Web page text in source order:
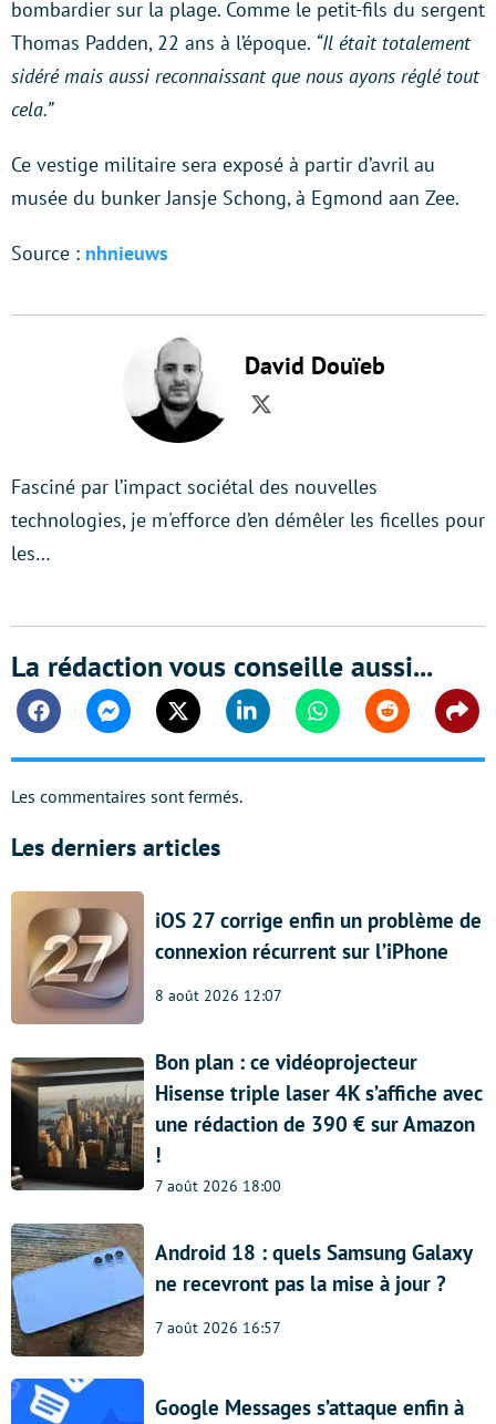
bombardier sur la plage. Comme le petit-fils du sergent
Thomas Padden, 22 ans à l’époque. “Il était totalement
sidéré mais aussi reconnaissant que nous ayons réglé tout
cela.”
Ce vestige militaire sera exposé à partir d’avril au
musée du bunker Jansje Schong, à Egmond aan Zee.
Source : nhnieuws
David Douïeb
Twitter
Fasciné par l’impact sociétal des nouvelles
technologies, je m'efforce d’en démêler les ficelles pour
les…
La rédaction vous conseille aussi...
FacebookMessengerTwitter Linkedin WhatsappReddit
Les commentaires sont fermés.
Les derniers articles
iOS 27 corrige enfin un problème de
connexion récurrent sur l’iPhone
8 août 2026 12:07
Bon plan : ce vidéoprojecteur
Hisense triple laser 4K s’affiche avec
une rédaction de 390 € sur Amazon
!
7 août 2026 18:00
Android 18 : quels Samsung Galaxy
ne recevront pas la mise à jour ?
7 août 2026 16:57
Google Messages s’attaque enfin à